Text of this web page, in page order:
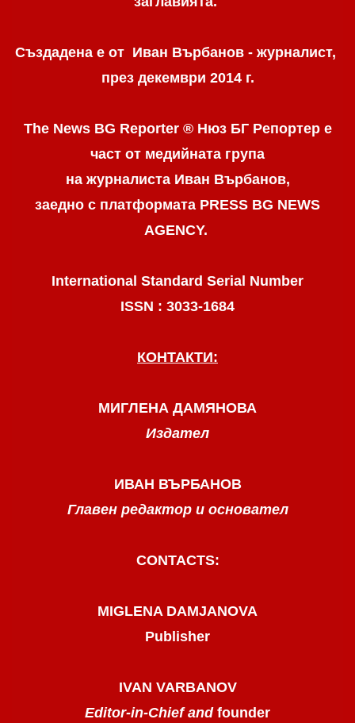
Създадена е от Иван Върбанов - журналист,
през декември 2014 г.
The News BG Reporter ® Нюз БГ Репортере
част от медийната група
на журналиста Иван Върбанов,
заедно с платформата PRESS BG NEWS
AGENCY.
International Standard Serial Number
ISSN : 3033-1684
КОНТАКТИ:
МИГЛЕНА ДАМЯНОВА
Издател
ИВАН ВЪРБАНОВ
Главен редактор и основател
CONTACTS:
MIGLENA DAMJANOVA
Publisher
IVAN VARBANOV
Editor-in-Chief and founder